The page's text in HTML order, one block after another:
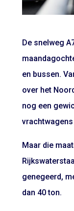
De snelweg
en bussen.
over het
nog een
Maar die
genegeerd,
dan 40 ton.